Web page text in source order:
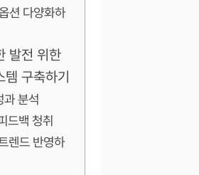
션 다양화하
발전 위한
템 구축하기
과 분석
드백 청취
렌드 반영하